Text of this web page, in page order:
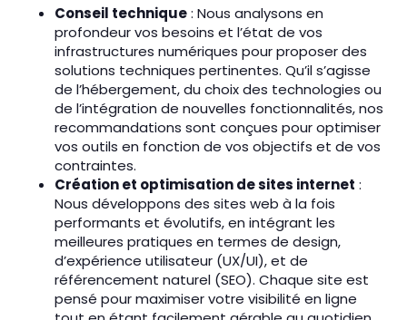
Conseil technique: Nous analysons en
profondeur vos besoins et l’état de vos
infrastructures numériques pour proposer des
solutions techniques pertinentes. Qu’il s’agisse
de l’hébergement, du choix des technologies ou
de l’intégration de nouvelles fonctionnalités, nos
recommandations sont conçues pour optimiser
vos outils en fonction de vos objectifs et de vos
contraintes.
Création et optimisation de sites internet :
Nous développons des sites web à la fois
performants et évolutifs, en intégrant les
meilleures pratiques en termes de design,
d’expérience utilisateur (UX/UI), et de
référencement naturel (SEO). Chaque site est
pensé pour maximiser votre visibilité en ligne